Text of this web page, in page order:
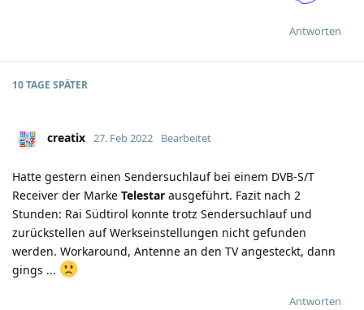
Antworten
10 TAGE SPÄTER
creatix 27. Feb 2022 Bearbeitet
Hatte gestern einen Sendersuchlauf bei einem DVB-S/T
Receiver der Marke Telestar ausgeführt. Fazit nach 2
Stunden: Rai Südtirol konnte trotz Sendersuchlauf und
zurückstellen auf Werkseinstellungen nicht gefunden
werden. Workaround, Antenne an den TV angesteckt, dann
gings ...
Antworten